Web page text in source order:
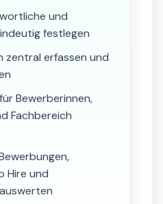
und
festlegen
zentral erfassen und
Bewerberinnen,
Fachbereich
Hire und